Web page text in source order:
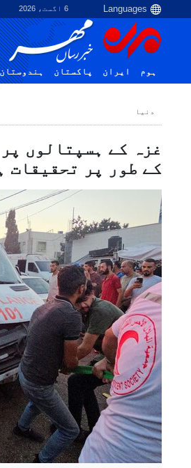
6 اگست، 2026
ہوم ایران پاکستان ہندوستان
دنیا
غزہ کے ہسپتالوں
کے طور پر تحقیقات